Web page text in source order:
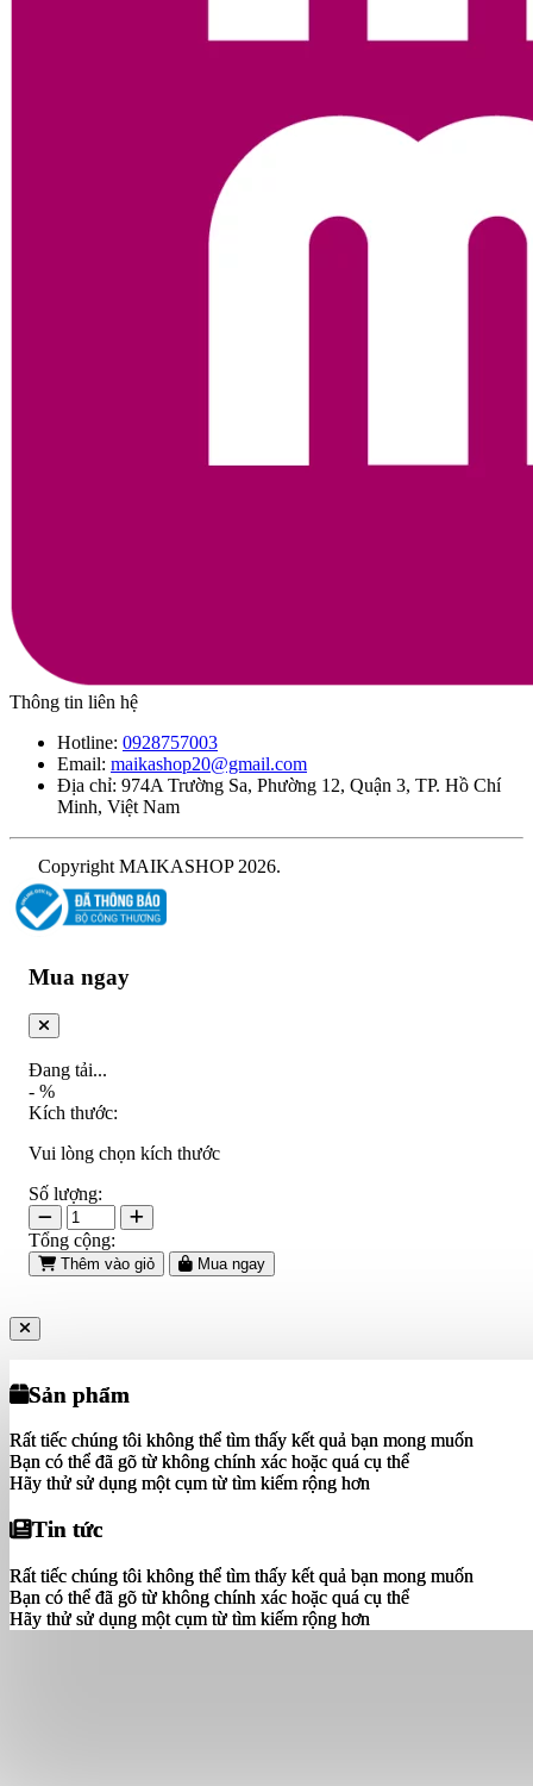
Sản phẩm
Rất tiếc chúng tôi không thể tìm thấy kết quả bạn mong muốn
Bạn có thể đã gõ từ không chính xác hoặc quá cụ thể
Hãy thử sử dụng một cụm từ tìm kiếm rộng hơn
Tin tức
Rất tiếc chúng tôi không thể tìm thấy kết quả bạn mong muốn
Bạn có thể đã gõ từ không chính xác hoặc quá cụ thể
Hãy thử sử dụng một cụm từ tìm kiếm rộng hơn
Sản phẩm
Rất tiếc chúng tôi không thể tìm thấy kết quả bạn mong muốn
Bạn có thể đã gõ từ không chính xác hoặc quá cụ thể
Hãy thử sử dụng một cụm từ tìm kiếm rộng hơn
Tin tức
Rất tiếc chúng tôi không thể tìm thấy kết quả bạn mong muốn
Bạn có thể đã gõ từ không chính xác hoặc quá cụ thể
Hãy thử sử dụng một cụm từ tìm kiếm rộng hơn
Thông tin liên hệ
Hotline: 0928757003
Email: maikashop20@gmail.com
Địa chỉ: 974A Trường Sa, Phường 12, Quận 3, TP. Hồ Chí
Minh, Việt Nam
Copyright MAIKASHOP 2026.
Mua ngay
Đang tải...
- %
Kích thước:
Vui lòng chọn kích thước
Số lượng:
Tổng cộng:
Thêm vào giỏ Mua ngay